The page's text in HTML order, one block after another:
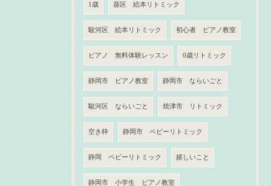
1歳 葵区 絵本リトミック
駿河区 絵本リトミック 初心者 ピアノ教室
ピアノ 無料体験レッスン 0歳リトミック
静岡市 ピアノ教室 静岡市 ならいごと
駿河区 ならいごと 焼津市 リトミック
空き枠 静岡市 ベビーリトミック
静岡 ベビーリトミック 嬉しいこと
静岡市 小学生 ピアノ教室